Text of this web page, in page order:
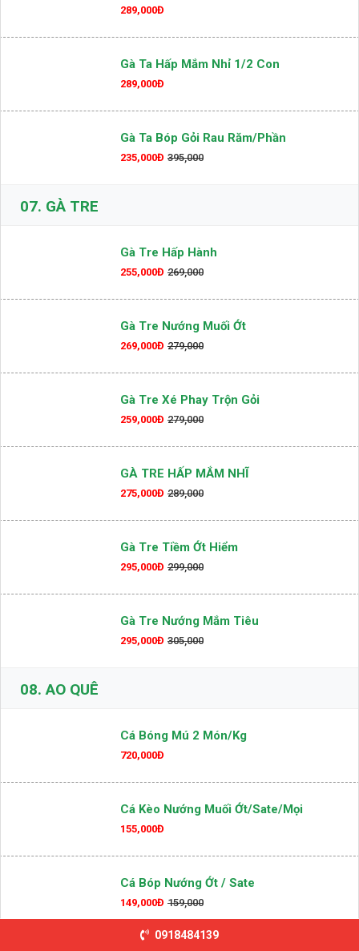
289,000Đ
Gà Ta Hấp Mắm Nhỉ 1/2 Con
289,000Đ
Gà Ta Bóp Gỏi Rau Răm/phần
235,000Đ 395,000
07. GÀ TRE
Gà Tre Hấp Hành
255,000Đ 269,000
Gà Tre Nướng Muối Ớt
269,000Đ 279,000
Gà Tre Xé Phay Trộn Gỏi
259,000Đ 279,000
GÀ TRE HẤP MẮM NHĨ
275,000Đ 289,000
Gà Tre Tiềm Ớt Hiểm
295,000Đ 299,000
Gà Tre Nướng Mắm Tiêu
295,000Đ 305,000
08. AO QUÊ
Cá Bóng Mú 2 Món/kg
720,000Đ
Cá Kèo Nướng Muối Ớt/sate/mọi
155,000Đ
Cá Bóp Nướng Ớt / Sate
149,000Đ 159,000
0918484139